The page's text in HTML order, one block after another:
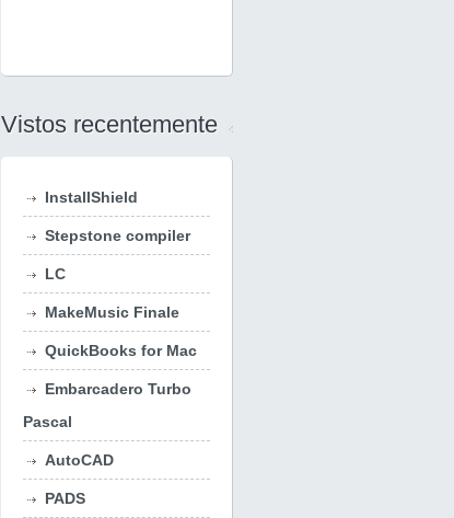
Vistos recentemente
InstallShield
Stepstone compiler
LC
MakeMusic Finale
QuickBooks for Mac
Embarcadero Turbo
Pascal
AutoCAD
PADS